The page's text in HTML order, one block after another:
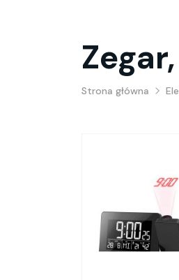
Strona główna